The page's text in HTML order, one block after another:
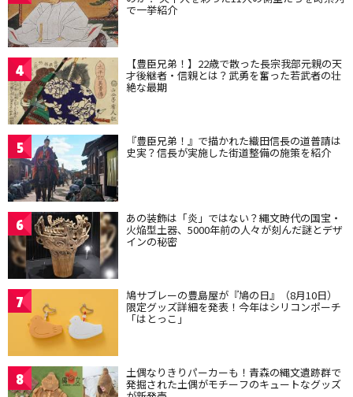
で一挙紹介
4 【豊臣兄弟！】22歳で散った長宗我部元親の天
才後継者・信親とは？武勇を奮った若武者の壮
絶な最期
5 『豊臣兄弟！』で描かれた織田信長の道普請は
史実？信長が実施した街道整備の施策を紹介
6 あの装飾は「炎」ではない？縄文時代の国宝・
火焔型土器、5000年前の人々が刻んだ謎とデザ
インの秘密
7 鳩サブレーの豊島屋が『鳩の日』（8月10日）
限定グッズ詳細を発表！今年はシリコンポーチ
「はとっこ」
8 土偶なりきりパーカーも！青森の縄文遺跡群で
発掘された土偶がモチーフのキュートなグッズ